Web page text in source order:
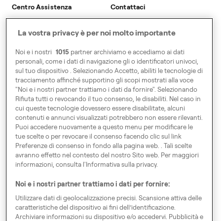
Modern Slavery Statement
Centro Assistenza
Viaggia
Tassista
Business
Contattaci
Viaggia
Tassista
Business
Raggiungici A
Via Privata del Gonfalone 2
20123 Milano
Gira l'Europa
Preferenze di consenso
Codice di Condotta
Speak up!
La vostra privacy è per noi molto importante
Noi e i nostri 1015partner archiviamo e accediamo ai dati
personali, come i dati di navigazione gli o identificatori univoci,
sul tuo dispositivo . Selezionando Accetto, abiliti le tecnologie di
tracciamento affinché supportino gli scopi mostrati alla voce
"Noi e i nostri partner trattiamo i dati da fornire". Selezionando
Rifiuta tutti o revocando il tuo consenso, le disabiliti. Nel caso in
cui queste tecnologie dovessero essere disabilitate, alcuni
contenuti e annunci visualizzati potrebbero non essere rilevanti.
Puoi accedere nuovamente a questo menu per modificare le
tue scelte o per revocare il consenso facendo clic sul link
Preferenze di consenso in fondo alla pagina web. . Tali scelte
avranno effetto nel contesto del nostro Sito web. Per maggiori
informazioni, consulta l'Informativa sulla privacy.
Noi e i nostri partner trattiamo i dati per fornire:
Utilizzare dati di geolocalizzazione precisi. Scansione attiva delle
caratteristiche del dispositivo ai fini dell’identificazione.
Archiviare informazioni su dispositivo e/o accedervi. Pubblicità e